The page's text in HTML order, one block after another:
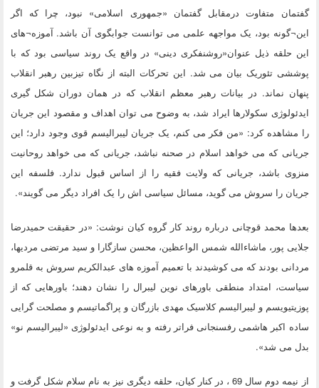
گفتمان متفاوت درمقابل گفتمان «جمهوری اسلامی» نبود، چرا که اگر
این¬گونه بود، یک مواجهه علمی می توانست جوابگوی آن باشد. آموزه¬های
این حلقه ذیل عنوان«روشنفکری دینی» در واقع یک روند سیاسی بود که با
پوششی تئوریک بیان می شد. این تحرکات البته از نگاه تیزبین رهبر انقلاب
پنهان نماند. در بیانات رهبر معظم انقلاب که در همان دوران شکل گیری
ایدئولوژی سکولارها ایراد شد، به وضوح می توان اهداف و مقصود این جریان
را مشاهده کرد: «من فکر می کنم، یک جریان لیبرالیسم قوی وجود دارد؛ این
جریانی که می خواهد اسلام در صحنه نباشد، جریانی که می خواهد روحانیت
منزوی باشد، جریانی که ولایت فقیه را از اساس قبول ندارد. فلسفه این
جریان را سروش می گوید، مسائل سیاسی اش را یک افراد دیگر می گویند».
بعدها محمد قوچانی درباره روند کار گروه کیان نوشت: «در حقیقت حمیدرضا
جلایی پور، ماشاءالله شمس الواعظین، محسن سازگارا و سید مرتضی مردیها،
مردانی بودند که می کوشیدند با تعمیم آموزه های عبدالکریم سروش به قلمرو
سیاست، امتداد منطقی باورهای نوین لیبرال را نشان دهند؛ باورهایی که از
پوزیتیویسم و لیبرالیسم کلاسیک مهدی بازرگان و پراگماتیسم و مصلحت گرایی
ساده اکبر هاشمی رفسنجانی فراتر رفته و به نوعی ایدئولوژی «لیبرالیسم نو»
بدل می شد».
از نیمه دوم سال 69 ، در کنار کیان، حلقه دیگری نیز به نام سلام شکل گرفت و